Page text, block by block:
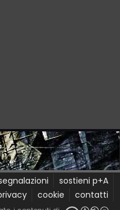
sostieni p+A
cookie contatti